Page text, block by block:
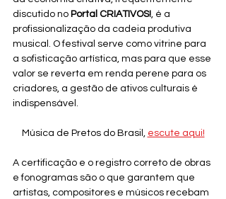
discutido no Portal CRIATIVOS!, é a
profissionalização da cadeia produtiva
musical. O festival serve como vitrine para
a sofisticação artística, mas para que esse
valor se reverta em renda perene para os
criadores, a gestão de ativos culturais é
indispensável.
Música de Pretos do Brasil, escute aqui!
A certificação e o registro correto de obras
e fonogramas são o que garantem que
artistas, compositores e músicos recebam